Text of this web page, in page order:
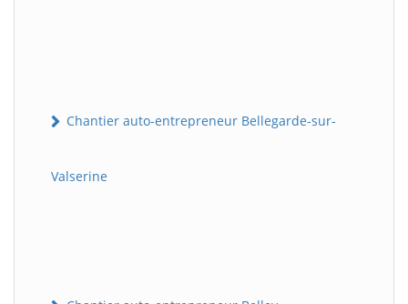
Chantier auto-entrepreneur Bellegarde-sur-
Valserine